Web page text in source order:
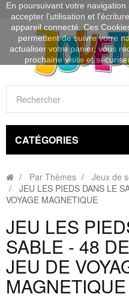
CATÉGORIES
Par Thèmes
Jeux de
JEU LES PIEDS DANS LE
VOYAGE MAGNETIQUE
JEU LES
SABLE - 48
JEU DE
MAGNETIQUE
En poursuivant votre
accepter l’utilisation et
appareil connecté. Ces
permettent de suivre votre
actualiser votre panier, vous
prochaine visite et